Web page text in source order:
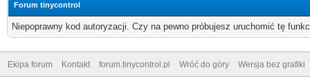
Forum tinycontrol
Niepoprawny kod autoryzacji. Czy na pewno próbujesz uruchomić tę
Ekipa forum Kontakt forum.tinycontrol.pl Wróć do góry Wersja bez grafiki